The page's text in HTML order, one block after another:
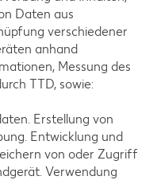
Daten aus
verschiedener
anhand
Messung des
TTD, sowie:
Erstellung von
Entwicklung und
von oder Zugriff
Verwendung